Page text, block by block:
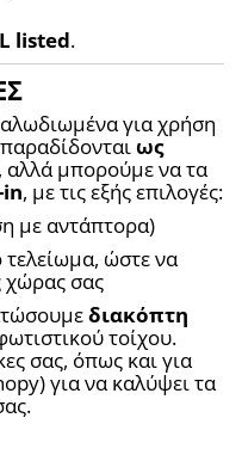
listed.
για χρήση
ως
, αλλά μπορούμε να τα
, με τις εξής επιλογές:
με αντάπτορα)
ώστε να
χώρας σας
διακόπτη
τοίχου.
σας, όπως και για
για να καλύψει τα